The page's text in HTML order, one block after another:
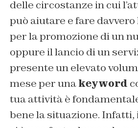
delle circostanze in cui
può aiutare e fare
per la promozione di un
oppure il lancio di un
presente un elevato
mese per unakeyword
tua attività è
bene la situazione. Infatti,